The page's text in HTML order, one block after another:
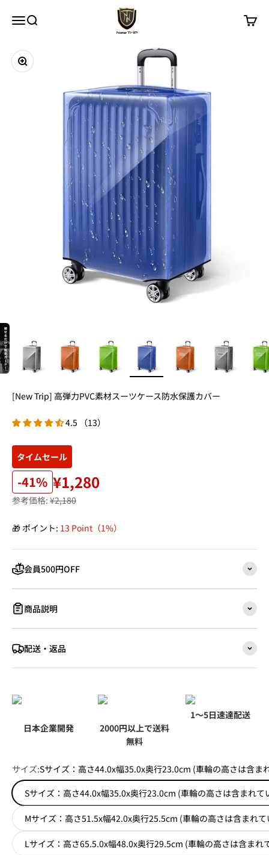
メニュー
検索
New Trip
カート
ズームイン
[New Trip] 高弾力PVC素材スーツケース防水保護カバー
4.5 （13）
タイムセール
-41% ¥1,280
参考価格: ¥2,180
🎁 ポイント: 13 Point（1%）
会員500円OFF
商品説明
配送・返品
日本企業開発
2000円以上で送料
無料
1～5日速達配送
サイズ:Sサイズ：高さ44.0x幅35.0x奥行23.0cm (車輪の高さは含ま
Sサイズ：高さ44.0x幅35.0x奥行23.0cm (車輪の高さは含まれて
Mサイズ：高さ51.5x幅42.0x奥行25.5cm (車輪の高さは含まれ
Lサイズ：高さ65.5.0x幅48.0x奥行29.5cm (車輪の高さは含まれ